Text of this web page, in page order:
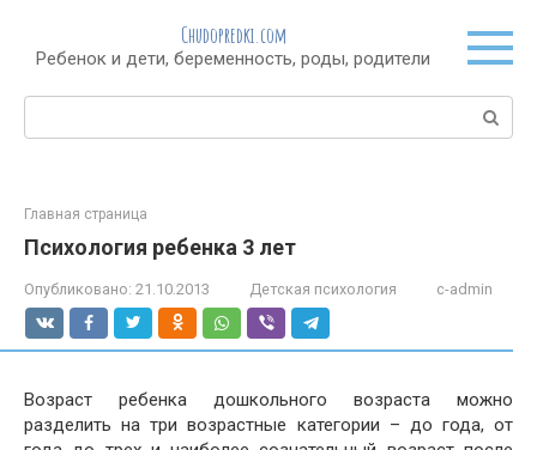
контенту
Chudopredki.com
Ребенок и дети, беременность, роды, родители
Поиск:
Главная страница
Психология ребенка 3 лет
Опубликовано: 21.10.2013 Детская психология c-admin
Возраст ребенка дошкольного возраста можно
разделить на три возрастные категории – до года, от